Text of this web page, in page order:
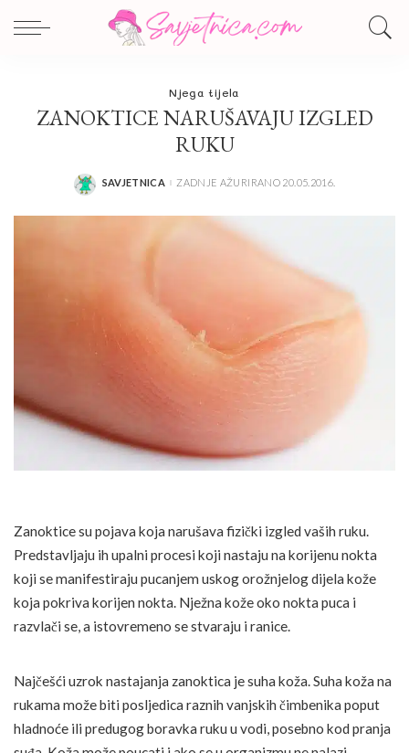
Njega tijela
ZANOKTICE NARUŠAVAJU IZGLED
RUKU
POSTED
SAVJETNICA ZADNJE AŽURIRANO 20.05.2016.
Zanoktice su pojava koja narušava fizički izgled vaših ruku.
Predstavljaju ih upalni procesi koji nastaju na korijenu nokta
koji se manifestiraju pucanjem uskog orožnjelog dijela kože
koja pokriva korijen nokta. Nježna kože oko nokta puca i
razvlači se, a istovremeno se stvaraju i ranice.
Najčešći uzrok nastajanja zanoktica je suha koža. Suha koža na
rukama može biti posljedica raznih vanjskih čimbenika poput
hladnoće ili predugog boravka ruku u vodi, posebno kod pranja